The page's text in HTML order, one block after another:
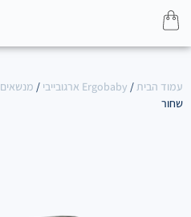
עמוד הבית/ Ergobaby ארגובייבי / מנשאים
שחור